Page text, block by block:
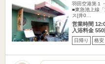
羽田空港第１
■東急池上線
ス[井0…
営業時間
入浴料金 550
日帰り 格安